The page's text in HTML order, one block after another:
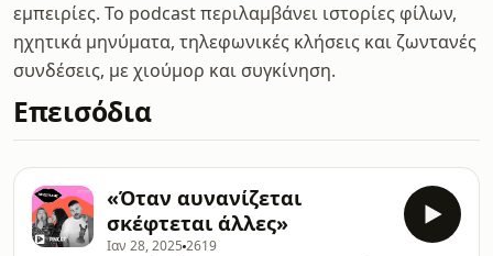
εμπειρίες. Το podcast περιλαμβάνει ιστορίες φίλων,
ηχητικά μηνύματα, τηλεφωνικές κλήσεις και ζωντανές
συνδέσεις, με χιούμορ και συγκίνηση.
Επεισόδια
«Όταν αυνανίζεται
σκέφτεται άλλες»
Ιαν 28, 2025 2619